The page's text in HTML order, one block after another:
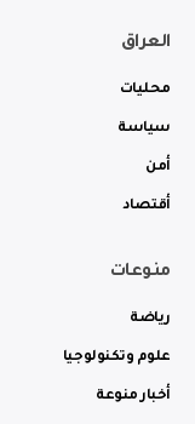
العراق
محليات
سياسة
أمن
أقتصاد
منوعات
رياضة
علوم وتكنولوجيا
أخبار منوعة